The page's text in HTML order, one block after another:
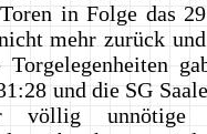
in Folge das
mehr zurück
und die SG
völlig unnötige